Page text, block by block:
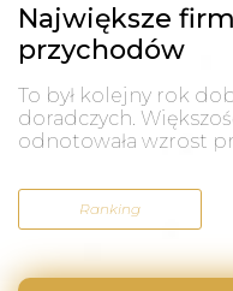
Największe
przychodów
To był kolejny rok
doradczych.
odnotowała wzrost
Ranking